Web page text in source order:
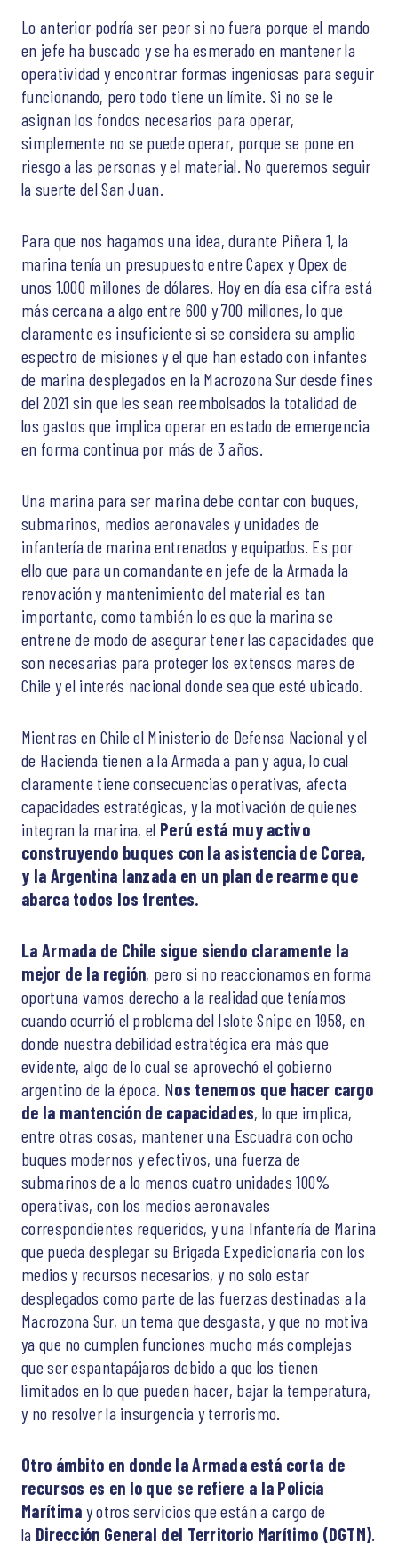
Lo anterior podría ser peor si no fuera porque el mando
en jefe ha buscado y se ha esmerado en mantener la
operatividad y encontrar formas ingeniosas para seguir
funcionando, pero todo tiene un límite. Si no se le
asignan los fondos necesarios para operar,
simplemente no se puede operar, porque se pone en
riesgo a las personas y el material. No queremos seguir
la suerte del San Juan.
Para que nos hagamos una idea, durante Piñera 1, la
marina tenía un presupuesto entre Capex y Opex de
unos 1.000 millones de dólares. Hoy en día esa cifra está
más cercana a algo entre 600 y 700 millones, lo que
claramente es insuficiente si se considera su amplio
espectro de misiones y el que han estado con infantes
de marina desplegados en la Macrozona Sur desde fines
del 2021 sin que les sean reembolsados la totalidad de
los gastos que implica operar en estado de emergencia
en forma continua por más de 3 años.
Una marina para ser marina debe contar con buques,
submarinos, medios aeronavales y unidades de
infantería de marina entrenados y equipados. Es por
ello que para un comandante en jefe de la Armada la
renovación y mantenimiento del material es tan
importante, como también lo es que la marina se
entrene de modo de asegurar tener las capacidades que
son necesarias para proteger los extensos mares de
Chile y el interés nacional donde sea que esté ubicado.
Mientras en Chile el Ministerio de Defensa Nacional y el
de Hacienda tienen a la Armada a pan y agua, lo cual
claramente tiene consecuencias operativas, afecta
capacidades estratégicas, y la motivación de quienes
integran la marina, el Perú está muy activo
construyendo buques con la asistencia de Corea,
y la Argentina lanzada en un plan de rearme que
abarca todos los frentes.
La Armada de Chile sigue siendo claramente la
mejor de la región, pero si no reaccionamos en forma
oportuna vamos derecho a la realidad que teníamos
cuando ocurrió el problema del Islote Snipe en 1958, en
donde nuestra debilidad estratégica era más que
evidente, algo de lo cual se aprovechó el gobierno
argentino de la época. Nos tenemos que hacer cargo
de la mantención de capacidades, lo que implica,
entre otras cosas, mantener una Escuadra con ocho
buques modernos y efectivos, una fuerza de
submarinos de a lo menos cuatro unidades 100%
operativas, con los medios aeronavales
correspondientes requeridos, y una Infantería de Marina
que pueda desplegar su Brigada Expedicionaria con los
medios y recursos necesarios, y no solo estar
desplegados como parte de las fuerzas destinadas a la
Macrozona Sur, un tema que desgasta, y que no motiva
ya que no cumplen funciones mucho más complejas
que ser espantapájaros debido a que los tienen
limitados en lo que pueden hacer, bajar la temperatura,
y no resolver la insurgencia y terrorismo.
Otro ámbito en donde la Armada está corta de
recursos es en lo que se refiere a la Policía
Marítima y otros servicios que están a cargo de
la Dirección General del Territorio Marítimo (DGTM)